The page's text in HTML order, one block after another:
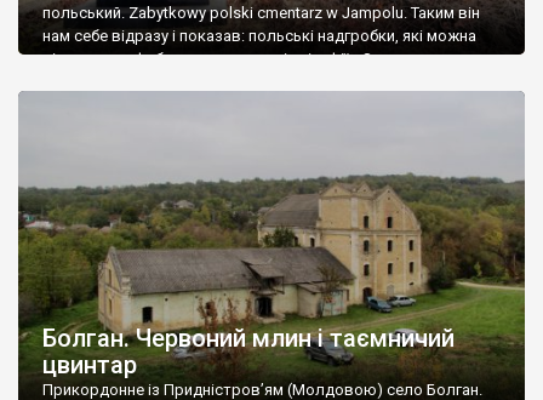
польський. Zabytkowy polski cmentarz w Jampolu. Таким він
нам себе відразу і показав: польські надгробки, які можна
віднести до фабричних, польські епітафії… Загалом цвинтар
Болган. Червоний млин і таємничий
цвинтар
Прикордонне із Придністров’ям (Молдовою) село Болган.